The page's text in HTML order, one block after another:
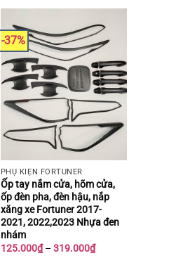
-37%
PHỤ KIỆN FORTUNER
Ốp tay nắm cửa, hõm cửa,
ốp đèn pha, đèn hậu, nắp
xăng xe Fortuner 2017-
2021, 2022,2023 Nhựa đen
nhám
125.000₫ – 319.000₫Khoảng